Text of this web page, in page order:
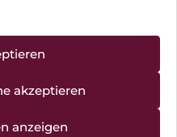
akzeptieren
anzeigen